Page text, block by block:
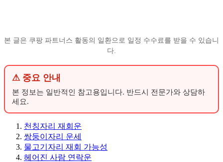
본 글은 쿠팡 파트너스 활동의 일환으로 일정 수수료를 받을 수 있습니
다.
⚠ 중요 안내
본 정보는 일반적인 참고용입니다. 반드시 전문가와 상담하
세요.
천칭자리 재회운
쌍둥이자리 운세
물고기자리 재회 가능성
헤어진 사람 연락운